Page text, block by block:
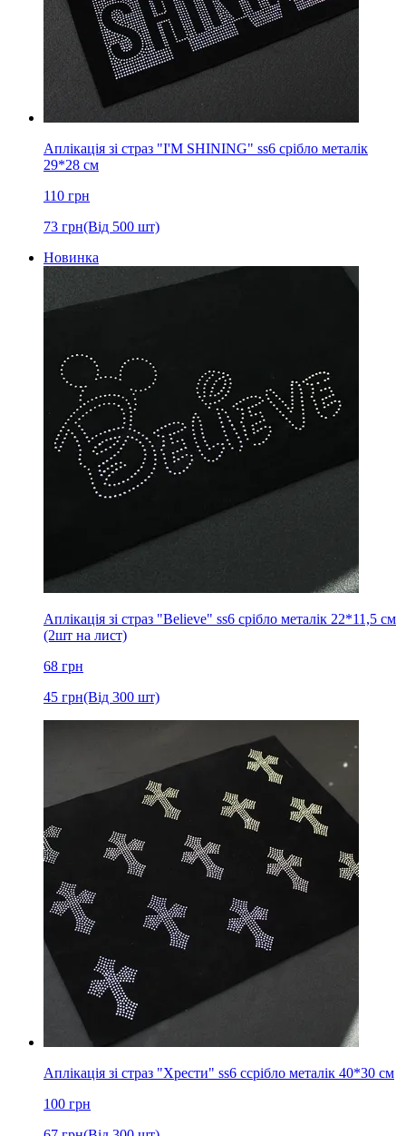
Аплікація зі страз "I'M SHINING" ss6 срібло металік
29*28 см
110 грн
73 грн(Від 500 шт)
Новинка
Аплікація зі страз "Believe" ss6 срібло металік 22*11,5 см
(2шт на лист)
68 грн
45 грн(Від 300 шт)
Аплікація зі страз "Хрести" ss6 cсрібло металік 40*30 см
100 грн